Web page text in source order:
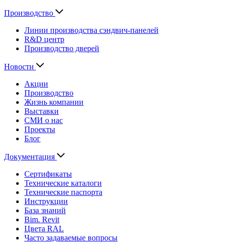
Производство
Линии производства сэндвич-панелей
R&D центр
Производство дверей
Новости
Акции
Производство
Жизнь компании
Выставки
СМИ о нас
Проекты
Блог
Документация
Сертификаты
Технические каталоги
Технические паспорта
Инструкции
База знаний
Bim. Revit
Цвета RAL
Часто задаваемые вопросы